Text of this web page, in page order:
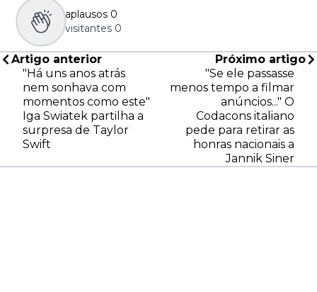
aplausos 0
visitantes 0
Artigo anterior
"Há uns anos atrás
nem sonhava com
momentos como este"
Iga Swiatek partilha a
surpresa de Taylor
Swift
Próximo artigo
"Se ele passasse
menos tempo a filmar
anúncios..." O
Codacons italiano
pede para retirar as
honras nacionais a
Jannik Siner